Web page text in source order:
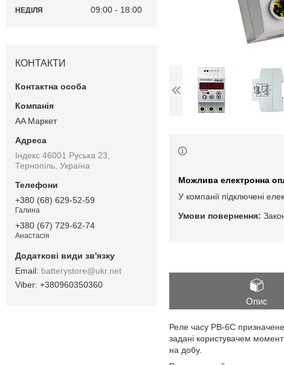
У компанії підключені
Опис
Реле часу РВ-6С призначене
задані користувачем
на добу.
НЕДІЛЯ 09:00 18:00
КОНТАКТИ
AA Маркет
Індекс 46001 Руська 23,
Тернопіль, Україна
+380 (68) 629-52-59
Галина
+380 (67) 729-62-74
Анастасія
batterystore@ukr.net
+380960350360